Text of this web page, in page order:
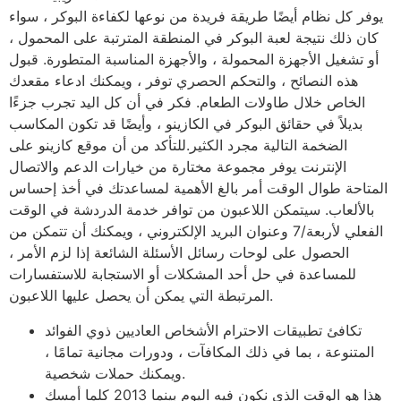
يوفر كل نظام أيضًا طريقة فريدة من نوعها لكفاءة البوكر ، سواء
كان ذلك نتيجة لعبة البوكر في المنطقة المترتبة على المحمول ،
أو تشغيل الأجهزة المحمولة ، والأجهزة المناسبة المتطورة. قبول
هذه النصائح ، والتحكم الحصري توفر ، ويمكنك ادعاء مقعدك
الخاص خلال طاولات الطعام. فكر في أن كل اليد تجرب جزءًا
بديلاً في حقائق البوكر في الكازينو ، وأيضًا قد تكون المكاسب
الضخمة التالية مجرد الكثير.للتأكد من أن موقع كازينو على
الإنترنت يوفر مجموعة مختارة من خيارات الدعم والاتصال
المتاحة طوال الوقت أمر بالغ الأهمية لمساعدتك في أخذ إحساس
بالألعاب. سيتمكن اللاعبون من توافر خدمة الدردشة في الوقت
الفعلي لأربعة/7 وعنوان البريد الإلكتروني ، ويمكنك أن تتمكن من
الحصول على لوحات رسائل الأسئلة الشائعة إذا لزم الأمر ،
للمساعدة في حل أحد المشكلات أو الاستجابة للاستفسارات
المرتبطة التي يمكن أن يحصل عليها اللاعبون.
تكافئ تطبيقات الاحترام الأشخاص العاديين ذوي الفوائد
المتنوعة ، بما في ذلك المكافآت ، ودورات مجانية تمامًا ،
ويمكنك حملات شخصية.
هذا هو الوقت الذي نكون فيه اليوم بينما 2013 كلما أمسك